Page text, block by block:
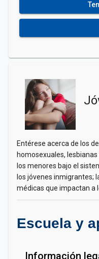
Entérese acerca de los
homosexuales,
los menores bajo el
los jóvenes inmigrantes;
médicas que impactan a
Escuela y
Información